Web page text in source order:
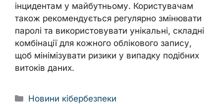
інцидентам у майбутньому. Користувачам
також рекомендується регулярно змінювати
паролі та використовувати унікальні, складні
комбінації для кожного облікового запису,
щоб мінімізувати ризики у випадку подібних
витоків даних.
Categories
Новини кібербезпеки